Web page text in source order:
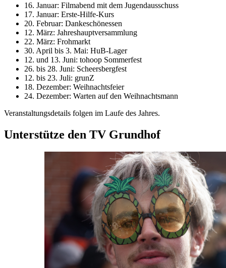
16. Januar: Filmabend mit dem Jugendausschuss
17. Januar: Erste-Hilfe-Kurs
20. Februar: Dankeschönessen
12. März: Jahreshauptversammlung
22. März: Frohmarkt
30. April bis 3. Mai: HuB-Lager
12. und 13. Juni: tohoop Sommerfest
26. bis 28. Juni: Scheersbergfest
12. bis 23. Juli: grunZ
18. Dezember: Weihnachtsfeier
24. Dezember: Warten auf den Weihnachtsmann
Veranstaltungsdetails folgen im Laufe des Jahres.
Unterstütze den TV Grundhof